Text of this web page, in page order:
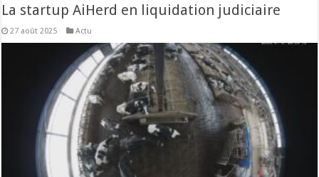
La startup AiHerd en liquidation judiciaire
27 août 2025 Actu